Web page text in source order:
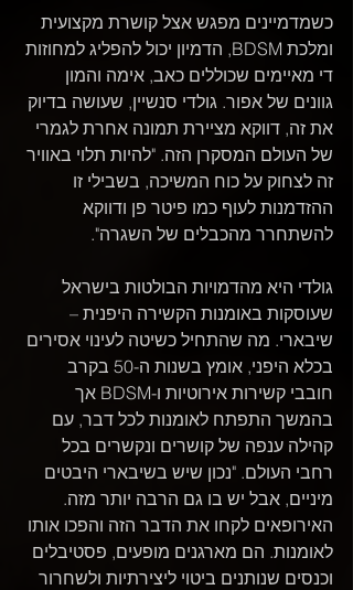
כשמדמיינים מפגש אצל קושרת מקצועית
ומלכת BDSM, הדמיון יכול להפליג למחוזות
די מאיימים שכוללים כאב, אימה והמון
גוונים של אפור. גולדי סנשיין, שעושה בדיוק
את זה, דווקא מציירת תמונה אחרת לגמרי
של העולם המסקרן הזה. "להיות תלוי באוויר
זה לצחוק על כוח המשיכה, בשבילי זו
ההזדמנות לעוף כמו פיטר פן ודווקא
להשתחרר מהכבלים של השגרה".
גולדי היא מהדמויות הבולטות בישראל
שעוסקות באומנות הקשירה היפנית –
שיבארי. מה שהתחיל כשיטה לעינוי אסירים
בכלא היפני, אומץ בשנות ה-50 בקרב
חובבי קשירות אירוטיות ו-BDSM אך
בהמשך התפתח לאומנות לכל דבר, עם
קהילה ענפה של קושרים ונקשרים בכל
רחבי העולם. "נכון שיש בשיבארי היבטים
מיניים, אבל יש בו גם הרבה יותר מזה.
האירופאים לקחו את הדבר הזה והפכו אותו
לאומנות. הם מארגנים מופעים, פסטיבלים
וכנסים שנותנים ביטוי ליצירתיות ולשחרור